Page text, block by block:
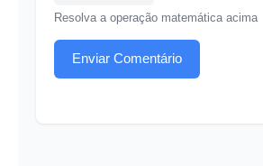
Resolva a operação matemática acima
Enviar Comentário